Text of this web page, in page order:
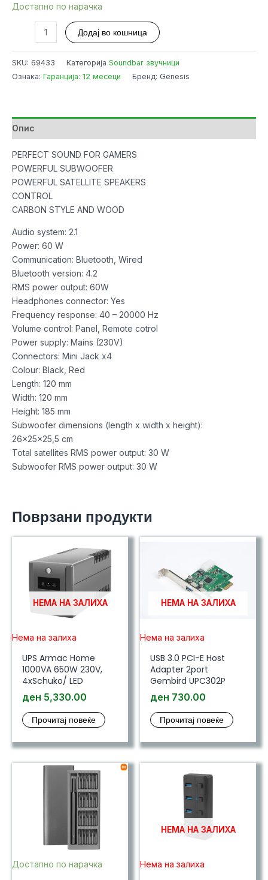
Достапно по нарачка
Speakers
Genesis
Bluetooth
w/Remote
Gaming
количина
Додај во кошница
SKU: 69433 Категорија Soundbar звучници
Ознака: Гаранција: 12 месеци Бренд: Genesis
Опис
PERFECT SOUND FOR GAMERS
POWERFUL SUBWOOFER
POWERFUL SATELLITE SPEAKERS
CONTROL
CARBON STYLE AND WOOD
Audio system: 2.1
Power: 60 W
Communication: Bluetooth, Wired
Bluetooth version: 4.2
RMS power output: 60W
Headphones connector: Yes
Frequency response: 40 – 20000 Hz
Volume control: Panel, Remote cotrol
Power supply: Mains (230V)
Connectors: Mini Jack x4
Colour: Black, Red
Length: 120 mm
Width: 120 mm
Height: 185 mm
Subwoofer dimensions (length x width x height):
26x25x25,5 cm
Total satellites RMS power output: 30 W
Subwoofer RMS power output: 30 W
Поврзани продукти
НЕМА НА ЗАЛИХА
Нема на залиха
UPS Armac Home
1000VA 650W 230V,
4xSchuko/ LED
ден 5,330.00
Прочитај повеќе
НЕМА НА ЗАЛИХА
Нема на залиха
USB 3.0 PCI-E Host
Adapter 2port
Gembird UPC302P
ден 730.00
Прочитај повеќе
Достапно по нарачка
НЕМА НА ЗАЛИХА
Нема на залиха